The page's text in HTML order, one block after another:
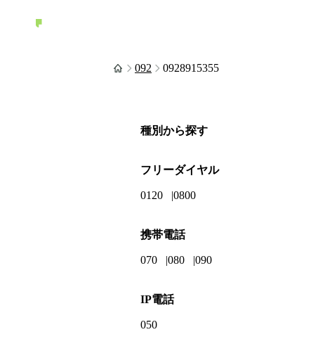
092 0928915355
種別から探す
フリーダイヤル
0120 0800
携帯電話
070 080 090
IP電話
050